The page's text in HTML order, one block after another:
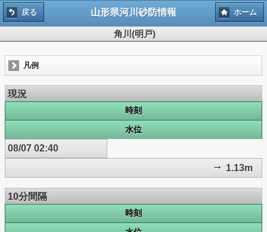
戻る 山形県河川砂防情報 ホーム
角川(明戸)
凡例
現況
時刻
水位
08/07 02:40
1.13m
10分間隔
時刻